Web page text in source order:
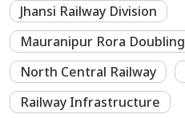
Jhansi Railway Division
Mauranipur Rora Doubling
North Central Railway
Railway Infrastructure